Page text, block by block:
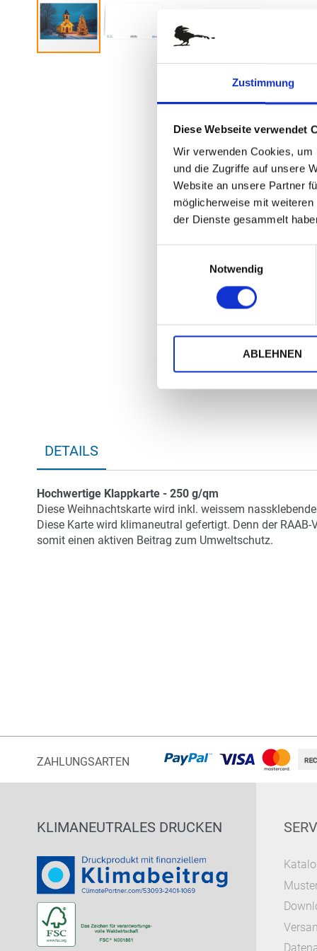
Zustimmung
Diese Webseite verwendet
Wir verwenden Cookies,
und die Zugriffe auf unsere
Website an unsere Partner
möglicherweise mit
der Dienste gesammelt
Notwendig
ABLEHNEN
DETAILS
Hochwertige Klappkarte - 250 g/qm
Diese Weihnachtskarte wird inkl. weissem
Diese Karte wird klimaneutral gefertigt. Denn der
somit einen aktiven Beitrag zum Umweltschutz.
ZAHLUNGSARTEN
KLIMANEUTRALES DRUCKEN